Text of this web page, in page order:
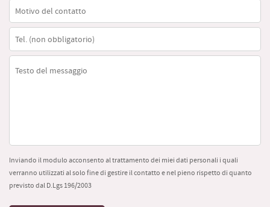
Inviando il modulo acconsento al trattamento dei miei dati personali i quali
verranno utilizzati al solo fine di gestire il contatto e nel pieno rispetto di quanto
previsto dal D.Lgs 196/2003